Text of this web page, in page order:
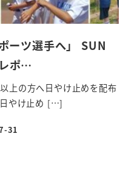
ーツ選手へ」 SUN
ポ…
上の方へ日やけ止めを配布
日やけ止め […]
31